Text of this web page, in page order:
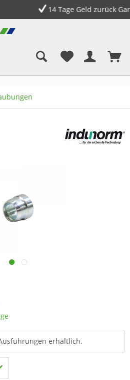
Geld zurück Garantie
erhältlich.